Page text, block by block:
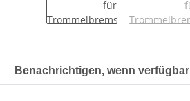
anzeigen
Benachrichtigen, wenn verfügbar